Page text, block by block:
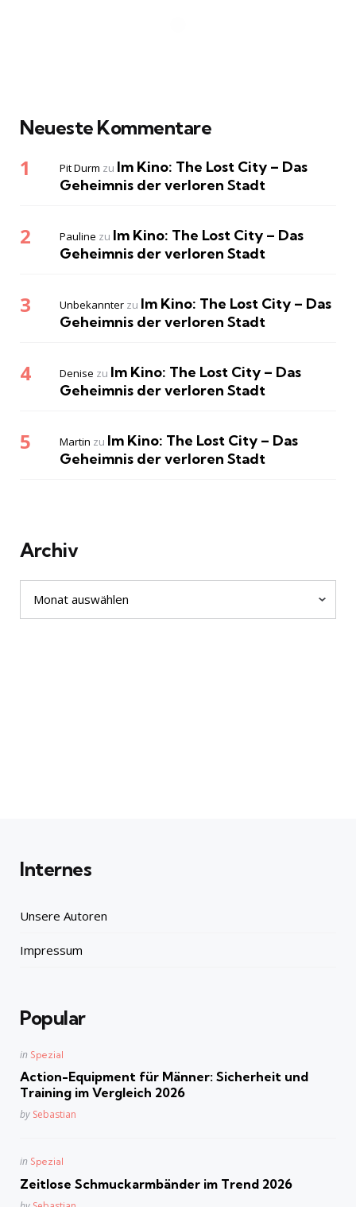
Neueste Kommentare
Pit Durm zu Im Kino: The Lost City – Das
Geheimnis der verloren Stadt
Pauline zu Im Kino: The Lost City – Das
Geheimnis der verloren Stadt
Unbekannter zu Im Kino: The Lost City – Das
Geheimnis der verloren Stadt
Denise zu Im Kino: The Lost City – Das
Geheimnis der verloren Stadt
Martin zu Im Kino: The Lost City – Das
Geheimnis der verloren Stadt
Archiv
Internes
Unsere Autoren
Impressum
Popular
Posted
in Spezial
Action-Equipment für Männer: Sicherheit und
Training im Vergleich 2026
Posted
by Sebastian
Posted
in Spezial
Zeitlose Schmuckarmbänder im Trend 2026